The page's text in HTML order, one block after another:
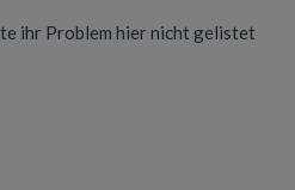
ihr Problem hier nicht gelistet